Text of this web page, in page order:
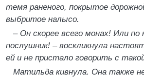
темя раненого, покрытое
выбритое налысо.
– Он скорее всего монах! Или по
послушник! – воскликнула
ей и не пристало говорить с
Матильда кивнула. Она также